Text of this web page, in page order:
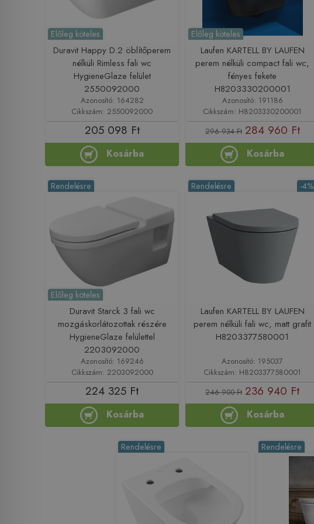
Előleg köteles
Duravit Happy D.2 öblítőperem
nélküli Rimless fali wc
HygieneGlaze felület
2550092000
Azonosító: 164282
Cikkszám: 2550092000
205 098 Ft
Kosárba
Előleg köteles
Laufen KARTELL BY LAUFEN
perem nélküli compact fali wc,
fényes fekete
H8203330200001
Azonosító: 191186
Cikkszám: H8203330200001
296 934 Ft 284 960 Ft
Kosárba
Rendelésre
Előleg köteles
Duravit Starck 3 fali wc
mozgáskorlátozottak részére
HygieneGlaze felülettel
2203092000
Azonosító: 169246
Cikkszám: 2203092000
224 325 Ft
Kosárba
-4%
Rendelésre
Laufen KARTELL BY LAUFEN
perem nélküli fali wc, matt grafit
H8203377580001
Azonosító: 195037
Cikkszám: H8203377580001
246 900 Ft 236 940 Ft
Kosárba
Rendelésre Rendelésre